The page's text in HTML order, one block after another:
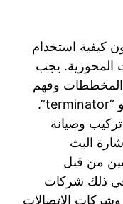
كيفية استخدام
المحورية. يجب
المخططات وفهم
معنى مصطلحات مثل “feeder” أو “terminator”.
وصيانة
البث
من قبل
في ذلك شركات
وشركات الاتصالات